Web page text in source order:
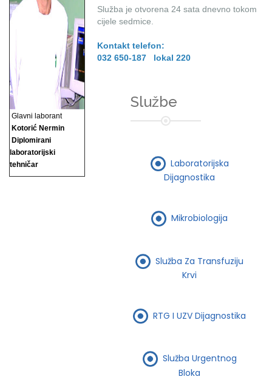
Glavni laborant
Kotorić Nermin
Diplomirani
laboratorijski
tehničar
Služba je otvorena 24 sata dnevno tokom
cijele sedmice.
Kontakt telefon:
032 650-187 lokal 220
Službe
Laboratorijska
Dijagnostika
Mikrobiologija
Služba Za Transfuziju
Krvi
RTG I UZV Dijagnostika
Služba Urgentnog
Bloka